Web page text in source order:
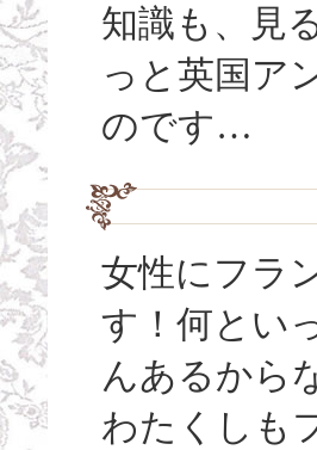
知識も、見
っと英国ア
のです…
女性にフラ
す！何とい
んあるから
わたくしも